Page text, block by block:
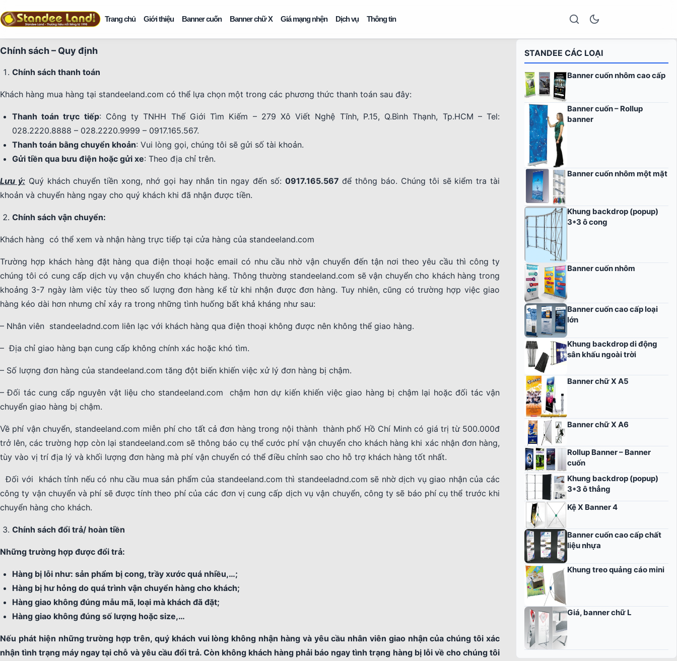
Trang chủ Giới thiệu Banner cuốn Banner chữ X Giá mạng nhện Dịch vụ Thông tin
Chính sách – Quy định
Chính sách thanh toán
Khách hàng mua hàng tại standeeland.com có thể lựa chọn một trong các phương thức thanh toán sau đây:
Thanh toán trực tiếp: Công ty TNHH Thế Giới Tìm Kiếm – 279 Xô Viết Nghệ Tĩnh, P.15, Q.Bình Thạnh, Tp.HCM – Tel:
028.2220.8888 – 028.2220.9999 – 0917.165.567.
Thanh toán bằng chuyển khoản: Vui lòng gọi, chúng tôi sẽ gửi số tài khoản.
Gửi tiền qua bưu điện hoặc gửi xe: Theo địa chỉ trên.
Lưu ý: Quý khách chuyển tiền xong, nhớ gọi hay nhắn tin ngay đến số: 0917.165.567 để thông báo. Chúng tôi sẽ kiểm tra tài
khoản và chuyển hàng ngay cho quý khách khi đã nhận được tiền.
Chính sách vận chuyển:
Khách hàng có thể xem và nhận hàng trực tiếp tại cửa hàng của standeeland.com
Trường hợp khách hàng đặt hàng qua điện thoại hoặc email có nhu cầu nhờ vận chuyển đến tận nơi theo yêu cầu thì công ty
chúng tôi có cung cấp dịch vụ vận chuyển cho khách hàng. Thông thường standeeland.com sẽ vận chuyển cho khách hàng trong
khoảng 3-7 ngày làm việc tùy theo số lượng đơn hàng kể từ khi nhận được đơn hàng. Tuy nhiên, cũng có trường hợp việc giao
hàng kéo dài hơn nhưng chỉ xảy ra trong những tình huống bất khả kháng như sau:
– Nhân viên standeeladnd.com liên lạc với khách hàng qua điện thoại không được nên không thể giao hàng.
– Địa chỉ giao hàng bạn cung cấp không chính xác hoặc khó tìm.
– Số lượng đơn hàng của standeeland.com tăng đột biến khiến việc xử lý đơn hàng bị chậm.
– Đối tác cung cấp nguyên vật liệu cho standeeland.com chậm hơn dự kiến khiến việc giao hàng bị chậm lại hoặc đối tác vận
chuyển giao hàng bị chậm.
Về phí vận chuyển, standeeland.com miễn phí cho tất cả đơn hàng trong nội thành thành phố Hồ Chí Minh có giá trị từ 500.000đ
trở lên, các trường hợp còn lại standeeland.com sẽ thông báo cụ thể cước phí vận chuyển cho khách hàng khi xác nhận đơn hàng,
tùy vào vị trí địa lý và khối lượng đơn hàng mà phí vận chuyển có thể điều chỉnh sao cho hỗ trợ khách hàng tốt nhất.
Đối với khách tỉnh nếu có nhu cầu mua sản phẩm của standeeland.com thì standeeladnd.com sẽ nhờ dịch vụ giao nhận của các
công ty vận chuyển và phí sẽ được tính theo phí của các đơn vị cung cấp dịch vụ vận chuyển, công ty sẽ báo phí cụ thể trước khi
chuyển hàng cho khách.
Chính sách đổi trả/ hoàn tiền
Những trường hợp được đổi trả:
Hàng bị lỗi như: sản phẩm bị cong, trầy xước quá nhiều,…;
Hàng bị hư hỏng do quá trình vận chuyển hàng cho khách;
Hàng giao không đúng mẫu mã, loại mà khách đã đặt;
Hàng giao không đúng số lượng hoặc size,…
Nếu phát hiện những trường hợp trên, quý khách vui lòng không nhận hàng và yêu cầu nhân viên giao nhận của chúng tôi xác
nhận tình trạng máy ngay tại chỗ và yêu cầu đổi trả. Còn không khách hàng phải báo ngay tình trạng hàng bị lỗi về cho chúng tôi
STANDEE CÁC LOẠI
Banner cuốn nhôm cao cấp
Banner cuốn – Rollup
banner
Banner cuốn nhôm một mặt
Khung backdrop (popup)
3*3 ô cong
Banner cuốn nhôm
Banner cuốn cao cấp loại
lớn
Khung backdrop di động
sân khấu ngoài trời
Banner chữ X A5
Banner chữ X A6
Rollup Banner – Banner
cuốn
Khung backdrop (popup)
3*3 ô thẳng
Kệ X Banner 4
Banner cuốn cao cấp chất
liệu nhựa
Khung treo quảng cáo mini
Giá, banner chữ L